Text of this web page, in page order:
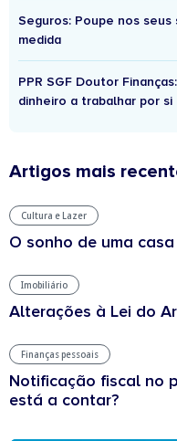
Seguros: Poupe nos
medida
PPR SGF Doutor
dinheiro a trabalhar por si
Artigos mais
Cultura e Lazer
O sonho de uma
Imobiliário
Alterações à Lei do
Finanças pessoais
Notificação fiscal no
está a contar?